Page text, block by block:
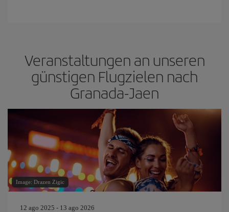
Veranstaltungen an unseren
günstigen Flugzielen nach
Granada-Jaen
Image: Drazen Zigic
12 ago 2025 - 13 ago 2026